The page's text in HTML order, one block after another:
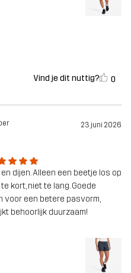
Vind je dit nuttig? 0
23 juni 2026
dijen. Alleen een beetje los op
kort, niet te lang. Goede
een betere pasvorm,
behoorlijk duurzaam!